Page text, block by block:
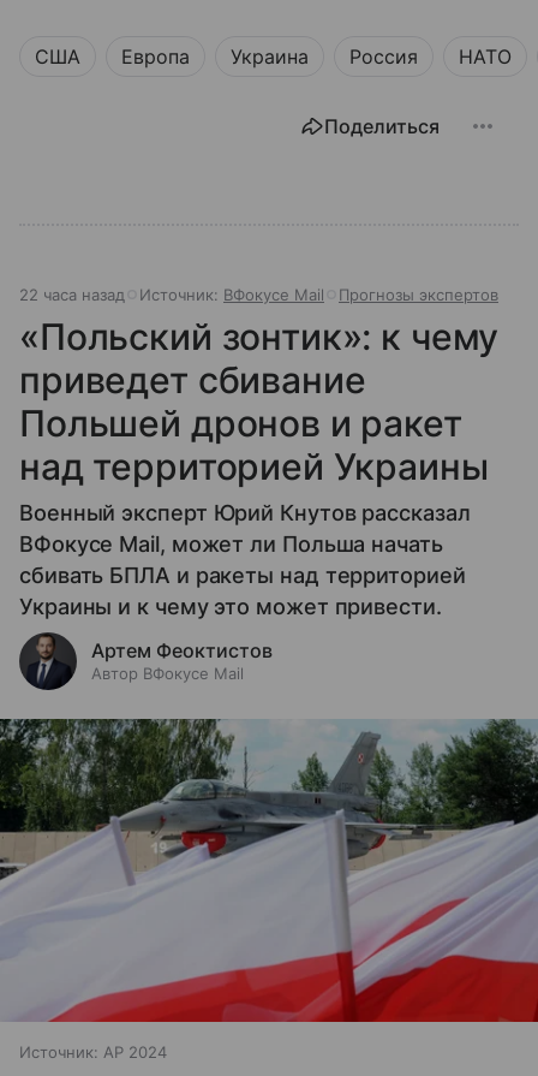
США Европа Украина Россия НАТО
Поделиться
22 часа назад Источник: ВФокусе Mail Прогнозы экспертов
«Польский зонтик»: к чему
приведет сбивание
Польшей дронов и ракет
над территорией Украины
Военный эксперт Юрий Кнутов рассказал
ВФокусе Mail, может ли Польша начать
сбивать БПЛА и ракеты над территорией
Украины и к чему это может привести.
Артем Феоктистов
Автор ВФокусе Mail
Источник: AP 2024